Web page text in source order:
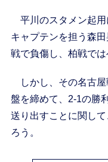
平川のスタメン起用
キャプテンを担う森
戦で負傷し、柏戦では
しかし、その名古屋
盤を締めて、2-1の勝
送り出すことに関し
ろう。